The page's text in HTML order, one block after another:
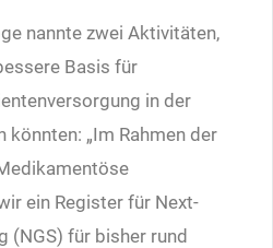
nannte zwei Aktivitäten,
Basis für
in der
„Im Rahmen der
ein Register für Next-
(NGS) für bisher rund